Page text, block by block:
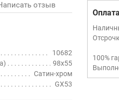
отзыв
10682
98х55
Сатин-хром
GX53
Оплата
100%